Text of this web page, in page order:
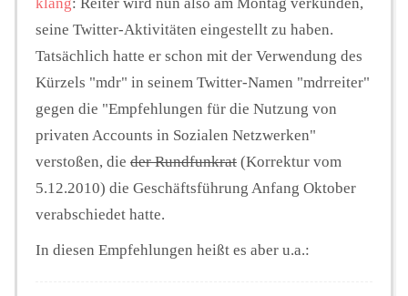
seine Twitter-Aktivitäten eingestellt zu haben.
Tatsächlich hatte er schon mit der Verwendung des
Kürzels "mdr" in seinem Twitter-Namen "mdrreiter"
gegen die "Empfehlungen für die Nutzung von
privaten Accounts in Sozialen Netzwerken"
verstoßen, die der Rundfunkrat (Korrektur vom
5.12.2010) die Geschäftsführung Anfang Oktober
verabschiedet hatte.
In diesen Empfehlungen heißt es aber u.a.: